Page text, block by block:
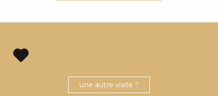
une autre visite ?